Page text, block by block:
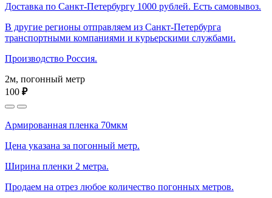
Доставка по Санкт-Петербургу 1000 рублей. Есть самовывоз.
В другие регионы отправляем из Санкт-Петербурга
транспортными компаниями и курьерскими службами.
Производство Россия.
2м, погонный метр
100 ₽
Армированная пленка 70мкм
Цена указана за погонный метр.
Ширина пленки 2 метра.
Продаем на отрез любое количество погонных метров.